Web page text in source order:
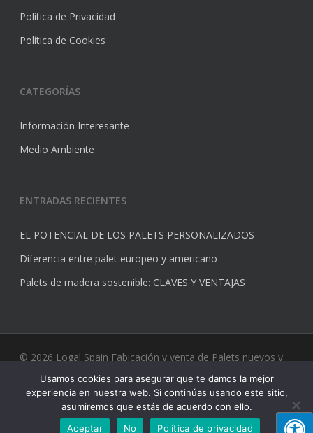
Política de Privacidad
Política de Cookies
CATEGORÍAS
Información Interesante
Medio Ambiente
ENTRADAS RECIENTES
EL POTENCIAL DE LOS PALETS PERSONALIZADOS
Diferencia entre palet europeo y americano
Palets de madera sostenible: CLAVES Y VENTAJAS
© 2026 Logal Spain Fabicación y venta de Palets nuevos y
usados.Usamos cookies para asegurar que te damos la mejor
experiencia en nuestra web. Si continúas usando este sitio,
asumiremos que estás de acuerdo con ello.
Aceptar
No Política de privacidad